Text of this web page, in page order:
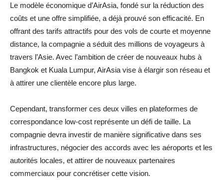
Le modèle économique d’AirAsia, fondé sur la réduction des
coûts et une offre simplifiée, a déjà prouvé son efficacité. En
offrant des tarifs attractifs pour des vols de courte et moyenne
distance, la compagnie a séduit des millions de voyageurs à
travers l’Asie. Avec l’ambition de créer de nouveaux hubs à
Bangkok et Kuala Lumpur, AirAsia vise à élargir son réseau et
à attirer une clientèle encore plus large.
Cependant, transformer ces deux villes en plateformes de
correspondance low-cost représente un défi de taille. La
compagnie devra investir de manière significative dans ses
infrastructures, négocier des accords avec les aéroports et les
autorités locales, et attirer de nouveaux partenaires
commerciaux pour concrétiser cette vision.